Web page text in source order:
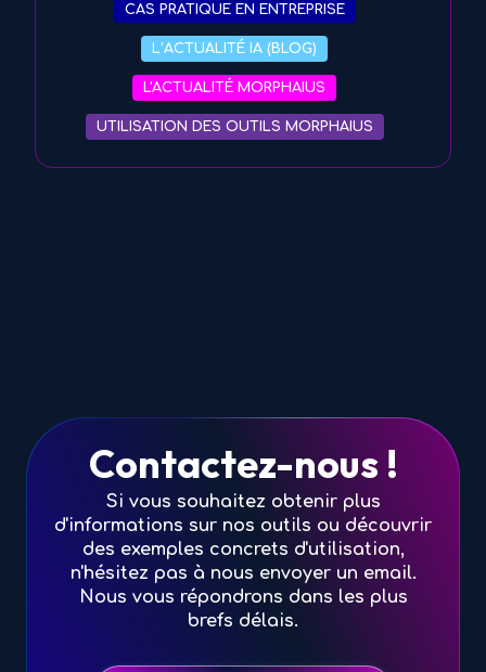
CAS PRATIQUE EN ENTREPRISE
L’ACTUALITÉ IA (BLOG)
L'ACTUALITÉ MORPHAIUS
UTILISATION DES OUTILS MORPHAIUS
Contactez-nous !
Si vous souhaitez obtenir plus
d'informations sur nos outils ou découvrir
des exemples concrets d'utilisation,
n'hésitez pas à nous envoyer un email.
Nous vous répondrons dans les plus
brefs délais.